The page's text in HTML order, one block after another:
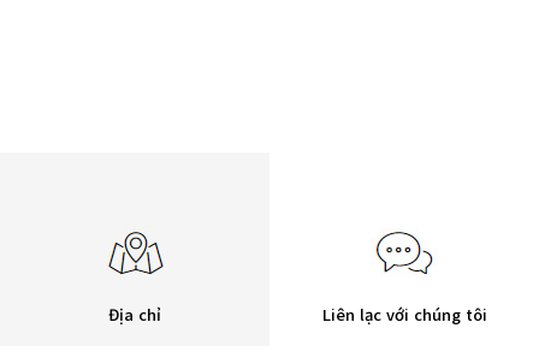
Địa chỉ Liên lạc với chúng tôi